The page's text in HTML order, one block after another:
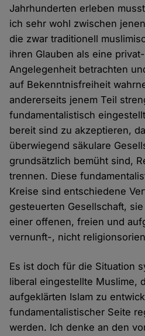
Jahrhunderten erleben
ich sehr wohl zwischen
die zwar traditionell
ihren Glauben als eine
Angelegenheit betrachten
auf Bekenntnisfreiheit
andererseits jenem Teil
fundamentalistisch
bereit sind zu akzeptieren,
überwiegend säkulare
grundsätzlich bemüht sind,
trennen. Diese
Kreise sind entschiedene
gesteuerten Gesellschaft,
einer offenen, freien und
vernunft-, nicht
Es ist doch für die Situation
liberal eingestellte Muslime,
aufgeklärten Islam zu
fundamentalistischer Seite
werden. Ich denke an den